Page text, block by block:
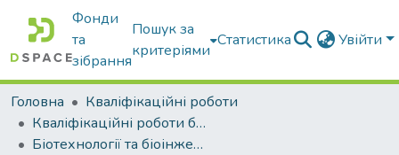
Фонди
та
зібрання
Пошук за
критеріями
Статистика Увійти
Головна
Кваліфікаційні роботи
Кваліфікаційні роботи бакалаврів
Біотехнології та біоінженерія